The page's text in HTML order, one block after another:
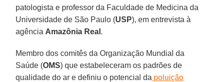
patologista e professor da Faculdade de Medicina da
Universidade de São Paulo (USP), em entrevista à
agência Amazônia Real .
Membro dos comitês da Organização Mundial da
Saúde (OMS) que estabeleceram os padrões de
qualidade do ar e definiu o potencial da poluição